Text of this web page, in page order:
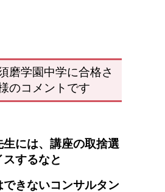
磨学園中学に合格さ
のコメントです
には、講座の取捨選
するなと
きないコンサルタン